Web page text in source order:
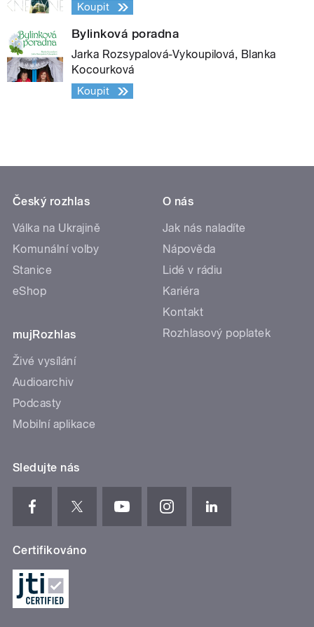
Koupit
Bylinková poradna
Jarka Rozsypalová-Vykoupilová, Blanka
Kocourková
Koupit
Český rozhlas
Válka na Ukrajině
Komunální volby
Stanice
eShop
mujRozhlas
Živé vysílání
Audioarchiv
Podcasty
Mobilní aplikace
O nás
Jak nás naladíte
Nápověda
Lidé v rádiu
Kariéra
Kontakt
Rozhlasový poplatek
Sledujte nás
Certifikováno